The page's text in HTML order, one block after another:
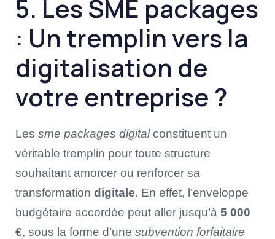
5. Les SME packages
: Un tremplin vers la
digitalisation de
votre entreprise ?
Les sme packages digitalconstituent un
véritable tremplin pour toute structure
souhaitant amorcer ou renforcer sa
transformation digitale. En effet, l’enveloppe
budgétaire accordée peut aller jusqu’à 5 000
€, sous la forme d’une subvention forfaitaire